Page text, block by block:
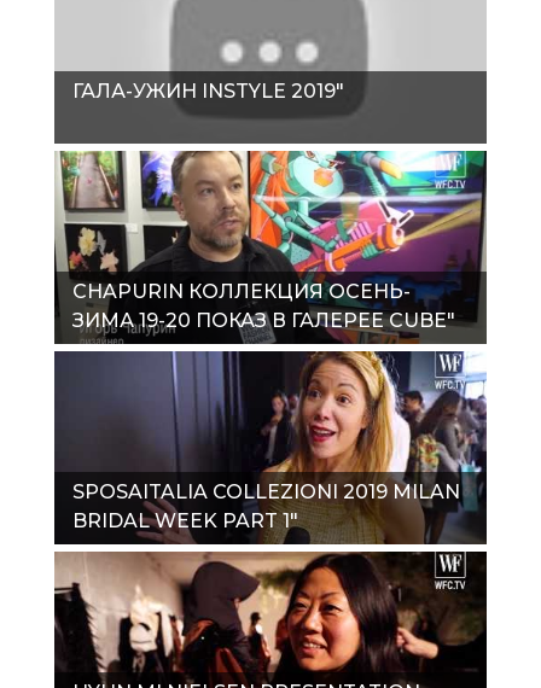
ГАЛА-УЖИН INSTYLE 2019"
CHAPURIN КОЛЛЕКЦИЯ ОСЕНЬ-
ЗИМА 19-20 ПОКАЗ В ГАЛЕРЕЕ CUBE"
SPOSAITALIA COLLEZIONI 2019 MILAN
BRIDAL WEEK PART 1"